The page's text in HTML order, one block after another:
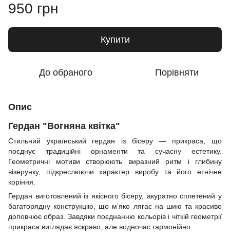
950 грн
Купити
До обраного Порівняти
Опис
Гердан "Вогняна квітка"
Стильний український гердан із бісеру — прикраса, що
поєднує традиційні орнаменти та сучасну естетику.
Геометричні мотиви створюють виразний ритм і глибину
візерунку, підкреслюючи характер виробу та його етнічне
коріння.
Гердан виготовлений із якісного бісеру, акуратно сплетений у
багаторядну конструкцію, що м’яко лягає на шию та красиво
доповнює образ. Завдяки поєднанню кольорів і чіткій геометрії
прикраса виглядає яскраво, але водночас гармонійно.